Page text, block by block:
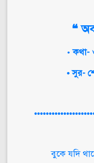
❝
• কথা-
• সুর-
বুকে যদি